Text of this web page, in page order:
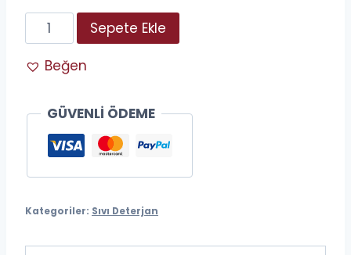
Libox
Sıvı
Çamaşır
adet
Sepete Ekle
Beğen
GÜVENLİ ÖDEME
Kategoriler: Sıvı Deterjan